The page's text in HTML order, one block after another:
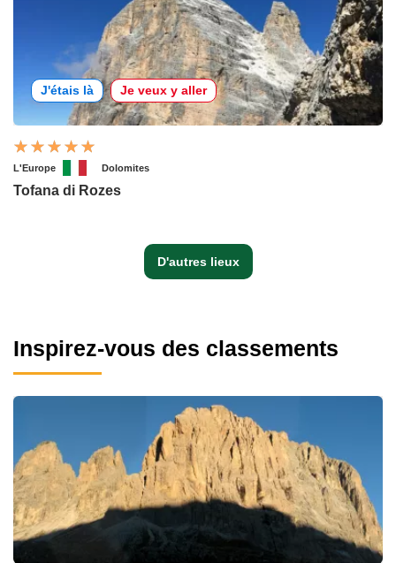
J'étais là Je veux y aller
L'Europe Dolomites
Tofana di Rozes
D'autres lieux
Inspirez-vous des classements